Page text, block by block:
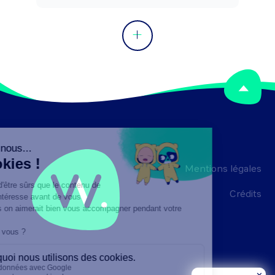
Mentions légales
Crédits